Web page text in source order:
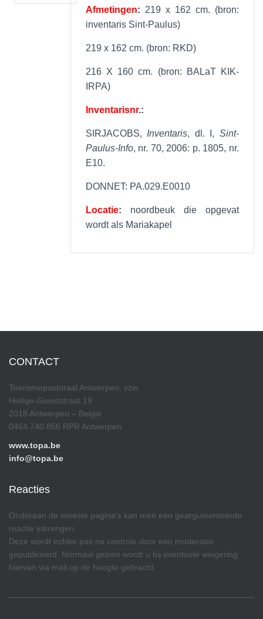
Afmetingen: 219 x 162 cm. (bron:
inventaris Sint-Paulus)
219 x 162 cm. (bron: RKD)
216 X 160 cm. (bron: BALaT KIK-
IRPA)
Inventarisnr.:
SIRJACOBS, Inventaris, dl. I, Sint-
Paulus-Info, nr. 70, 2006: p. 1805, nr.
E10.
DONNET: PA.029.E0010
Locatie: noordbeuk die opgevat
wordt als Mariakapel
CONTACT
Toerismepastoraal Antwerpen, vzw
Heilige-Geeststraat 19
2018 Antwerpen – België
0464.740.856 RPR Antwerpen
www.topa.be
info@topa.be
Reacties
Onderaan de meeste pagina’s kan men een geargumenteerde
reactie inbrengen.
Deze wordt echter pas na controle door een moderator
gepubliceerd. Normaal gezien wordt u bij eventuele weigering
hiervan via mail op de hoogte gebracht.